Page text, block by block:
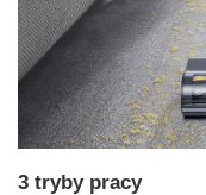
3 tryby pracy